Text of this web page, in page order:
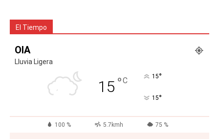
El Tiempo
OIA
Lluvia Ligera
15 °C 15°
15°
100 % 5.7kmh 75 %